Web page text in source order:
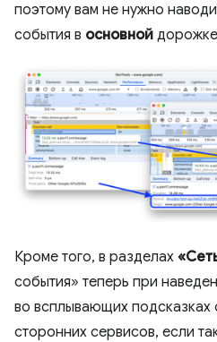
поэтому вам не нужно
события в основной
Кроме того, в разделах
события» теперь при
во всплывающих подсказках
сторонних сервисов, если